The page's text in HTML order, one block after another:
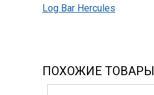
Log Bar Hercules
ПОХОЖИЕ ТОВАРЫ